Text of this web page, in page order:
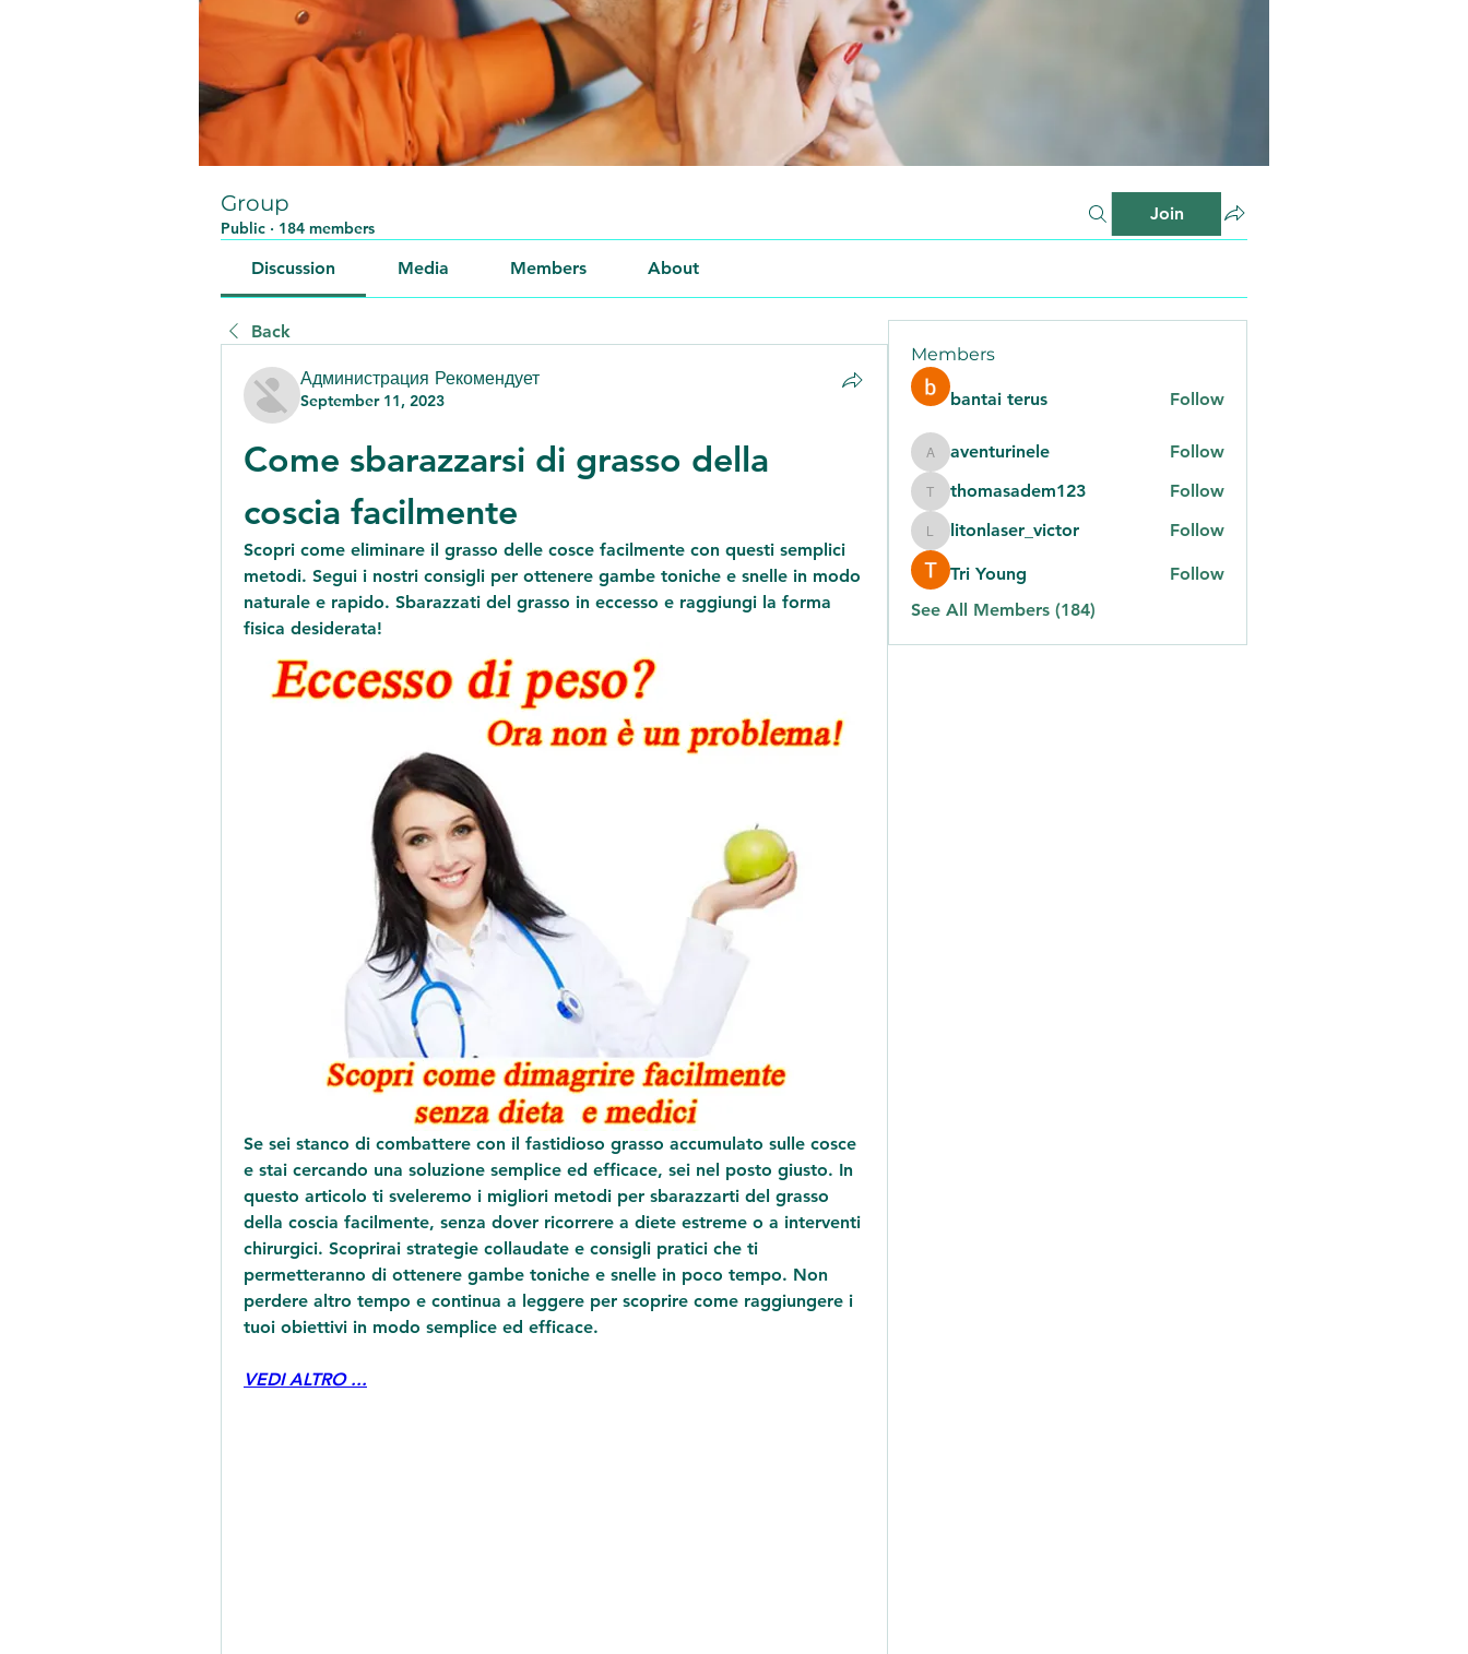
Group
Public · 184 members
Join
Discussion Media Members About
Back
Администрация Рекомендует
September 11, 2023
Come sbarazzarsi di grasso della
coscia facilmente
Scopri come eliminare il grasso delle cosce facilmente con questi semplici
metodi. Segui i nostri consigli per ottenere gambe toniche e snelle in modo
naturale e rapido. Sbarazzati del grasso in eccesso e raggiungi la forma
fisica desiderata!
Se sei stanco di combattere con il fastidioso grasso accumulato sulle cosce
e stai cercando una soluzione semplice ed efficace, sei nel posto giusto. In
questo articolo ti sveleremo i migliori metodi per sbarazzarti del grasso
della coscia facilmente, senza dover ricorrere a diete estreme o a interventi
chirurgici. Scoprirai strategie collaudate e consigli pratici che ti
permetteranno di ottenere gambe toniche e snelle in poco tempo. Non
perdere altro tempo e continua a leggere per scoprire come raggiungere i
tuoi obiettivi in modo semplice ed efficace.
VEDI ALTRO ...
Members
bantai terus Follow
aventurinele
aventurinele Follow
thomasadem123
thomasadem123 Follow
litonlaser_victor
litonlaser_victor Follow
Tri Young
Follow
See All Members (184)